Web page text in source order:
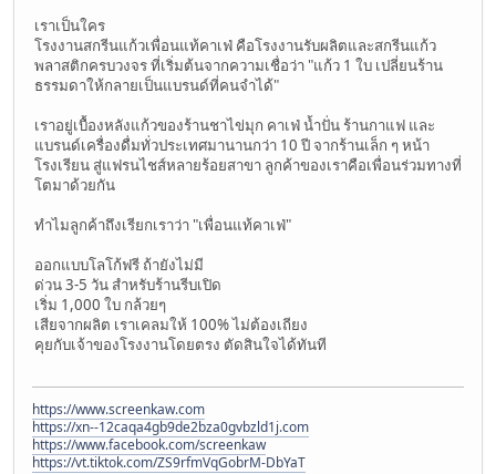
เราเป็นใคร
โรงงานสกรีนแก้วเพื่อนแท้คาเฟ่ คือโรงงานรับผลิตและสกรีนแก้ว
พลาสติกครบวงจร ที่เริ่มต้นจากความเชื่อว่า "แก้ว 1 ใบ เปลี่ยนร้าน
ธรรมดาให้กลายเป็นแบรนด์ที่คนจำได้"
เราอยู่เบื้องหลังแก้วของร้านชาไข่มุก คาเฟ่ น้ำปั่น ร้านกาแฟ และ
แบรนด์เครื่องดื่มทั่วประเทศมานานกว่า 10 ปี จากร้านเล็ก ๆ หน้า
โรงเรียน สู่แฟรนไชส์หลายร้อยสาขา ลูกค้าของเราคือเพื่อนร่วมทางที่
โตมาด้วยกัน
ทำไมลูกค้าถึงเรียกเราว่า "เพื่อนแท้คาเฟ่"
ออกแบบโลโก้ฟรี ถ้ายังไม่มี
ด่วน 3-5 วัน สำหรับร้านรีบเปิด
เริ่ม 1,000 ใบ กล้วยๆ
เสียจากผลิต เราเคลมให้ 100% ไม่ต้องเถียง
คุยกับเจ้าของโรงงานโดยตรง ตัดสินใจได้ทันที
https://www.screenkaw.com
https://xn--12caqa4gb9de2bza0gvbzld1j.com
https://www.facebook.com/screenkaw
https://vt.tiktok.com/ZS9rfmVqGobrM-DbYaT